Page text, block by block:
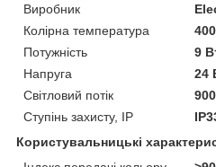
Виробник
Колірна температура
Потужність
9
Напруга
24
Світловий потік
Ступінь захисту, IP
Користувальницькі